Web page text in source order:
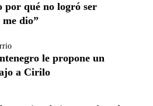
por qué no logró ser
dio”
le propone un
a Cirilo